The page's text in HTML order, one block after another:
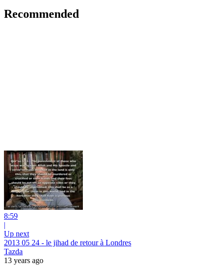
Recommended
8:59
|
Up next
2013 05 24 - le jihad de retour à Londres
Tazda
13 years ago